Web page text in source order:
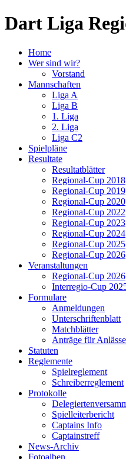
Dart Liga
Home
Wer sind wir?
Vorstand
Mannschaften
Liga A
Liga B
1. Liga
2. Liga
Liga C2
Spielpläne
Resultate
Resultatblätter
Regional-Cup 2018
Regional-Cup 2019
Regional-Cup 2020
Regional-Cup 2022
Regional-Cup 2023
Regional-Cup 2024
Regional-Cup 2025
Regional-Cup 2026
Veranstaltungen
Regional-Cup 2026
Interregio-Cup
Formulare
Anmeldungen
Unterschriftenblatt
Matchblätter
Anträge für Anlässe
Statuten
Reglemente
Spielreglement
Schreiberreglement
Protokolle
Spielleiterbericht
Captains Info
Captainstreff
News-Archiv
Fotoalben